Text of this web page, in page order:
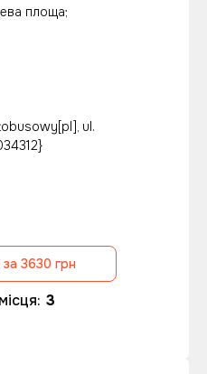
площа;
ul.
3630 грн
3